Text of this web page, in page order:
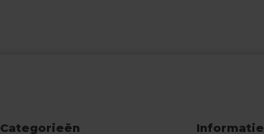
Categorieën
Informatie